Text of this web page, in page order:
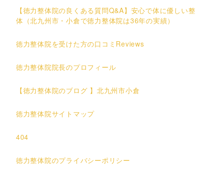
【徳力整体院の良くある質問Q&A】安心で体に優しい整
体（北九州市・小倉で徳力整体院は36年の実績）
徳力整体院を受けた方の口コミReviews
徳力整体院院長のプロフィール
【徳力整体院のブログ 】北九州市小倉
徳力整体院サイトマップ
404
徳力整体院のプライバシーポリシー